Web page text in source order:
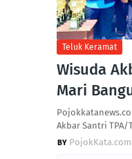
Teluk Keramat
Wisuda
Mari
Akbar Santri TPA/
PojokKata.com